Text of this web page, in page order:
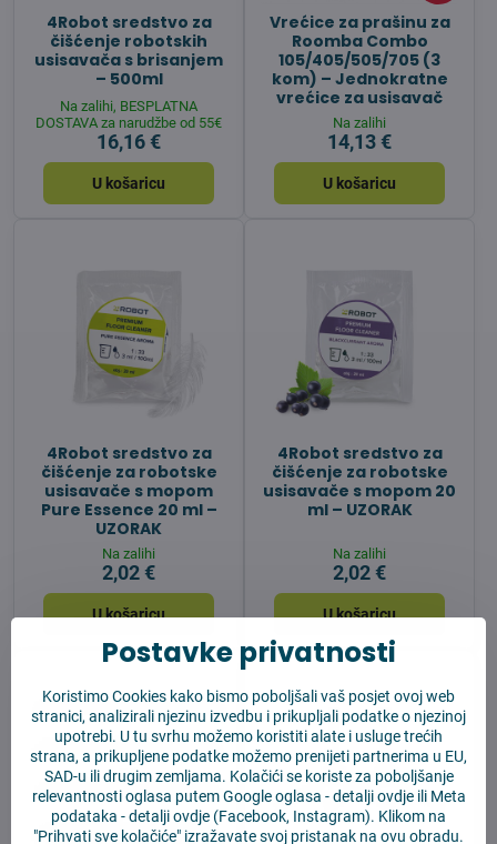
4Robot sredstvo za
čišćenje robotskih
usisavača s brisanjem
– 500ml
Na zalihi, BESPLATNA
DOSTAVA za narudžbe od 55€
16,16 €
U košaricu
Vrećice za prašinu za
Roomba Combo
105/405/505/705 (3
kom) – Jednokratne
vrećice za usisavač
Na zalihi
14,13 €
U košaricu
4Robot sredstvo za
čišćenje za robotske
usisavače s mopom
Pure Essence 20 ml –
UZORAK
Na zalihi
2,02 €
U košaricu
4Robot sredstvo za
čišćenje za robotske
usisavače s mopom 20
ml – UZORAK
Na zalihi
2,02 €
U košaricu
Postavke privatnosti
Koristimo Cookies kako bismo poboljšali vaš posjet ovoj web
stranici, analizirali njezinu izvedbu i prikupljali podatke o njezinoj
upotrebi. U tu svrhu možemo koristiti alate i usluge trećih
strana, a prikupljene podatke možemo prenijeti partnerima u EU,
SAD-u ili drugim zemljama. Kolačići se koriste za poboljšanje
relevantnosti oglasa putem Google oglasa -detalji ovdjeili Meta
podataka -detalji ovdje (Facebook, Instagram). Klikom na
"Prihvati sve kolačiće" izražavate svoj pristanak na ovu obradu.